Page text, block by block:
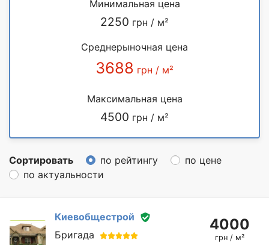
Минимальная цена
2250 грн / м²
Среднерыночная цена
3688 грн / м²
Максимальная цена
4500 грн / м²
Сортировать по рейтингу
по цене
по актуальности
Киевобщестрой
Бригада
4000
грн / м²